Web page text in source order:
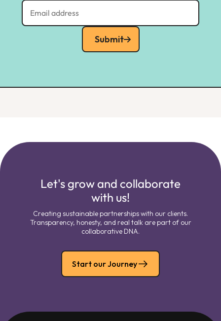
Submit
Let's grow and collaborate
with us!
Creating sustainable partnerships with our clients.
Transparency, honesty, and real talk are part of our
collaborative DNA.
Start our Journey